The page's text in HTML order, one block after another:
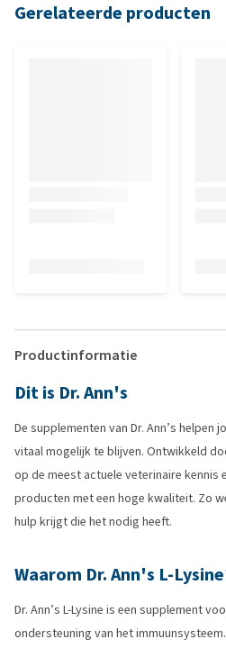
Gerelateerde producten
Productinformatie
Dit is Dr. Ann's
De supplementen van Dr. Ann’s helpen
vitaal mogelijk te blijven. Ontwikkeld
op de meest actuele veterinaire kennis
producten met een hoge kwaliteit. Zo
hulp krijgt die het nodig heeft.
Waarom Dr. Ann's L-
Dr. Ann’s L-Lysine is een supplement
ondersteuning van het